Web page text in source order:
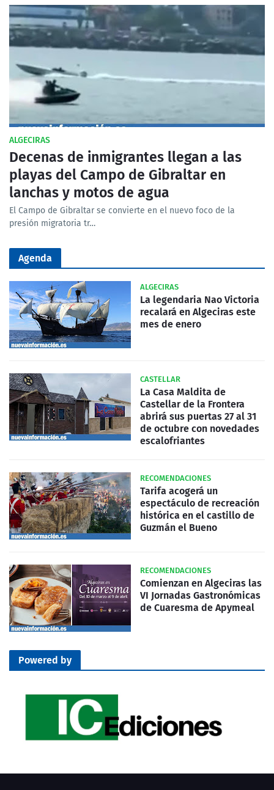
ALGECIRAS
Decenas de inmigrantes llegan a las
playas del Campo de Gibraltar en
lanchas y motos de agua
El Campo de Gibraltar se convierte en el nuevo foco de la
presión migratoria tr…
Agenda
ALGECIRAS
La legendaria Nao Victoria
recalará en Algeciras este
mes de enero
CASTELLAR
La Casa Maldita de
Castellar de la Frontera
abrirá sus puertas 27 al 31
de octubre con novedades
escalofriantes
RECOMENDACIONES
Tarifa acogerá un
espectáculo de recreación
histórica en el castillo de
Guzmán el Bueno
RECOMENDACIONES
Comienzan en Algeciras las
VI Jornadas Gastronómicas
de Cuaresma de Apymeal
Powered by